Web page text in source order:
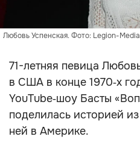
Любовь Успенская. Фото: Legion-Media
71-летняя певица
в США в конце 1970‑х
YouTube‑шоу Басты
поделилась историей
ней в Америке.